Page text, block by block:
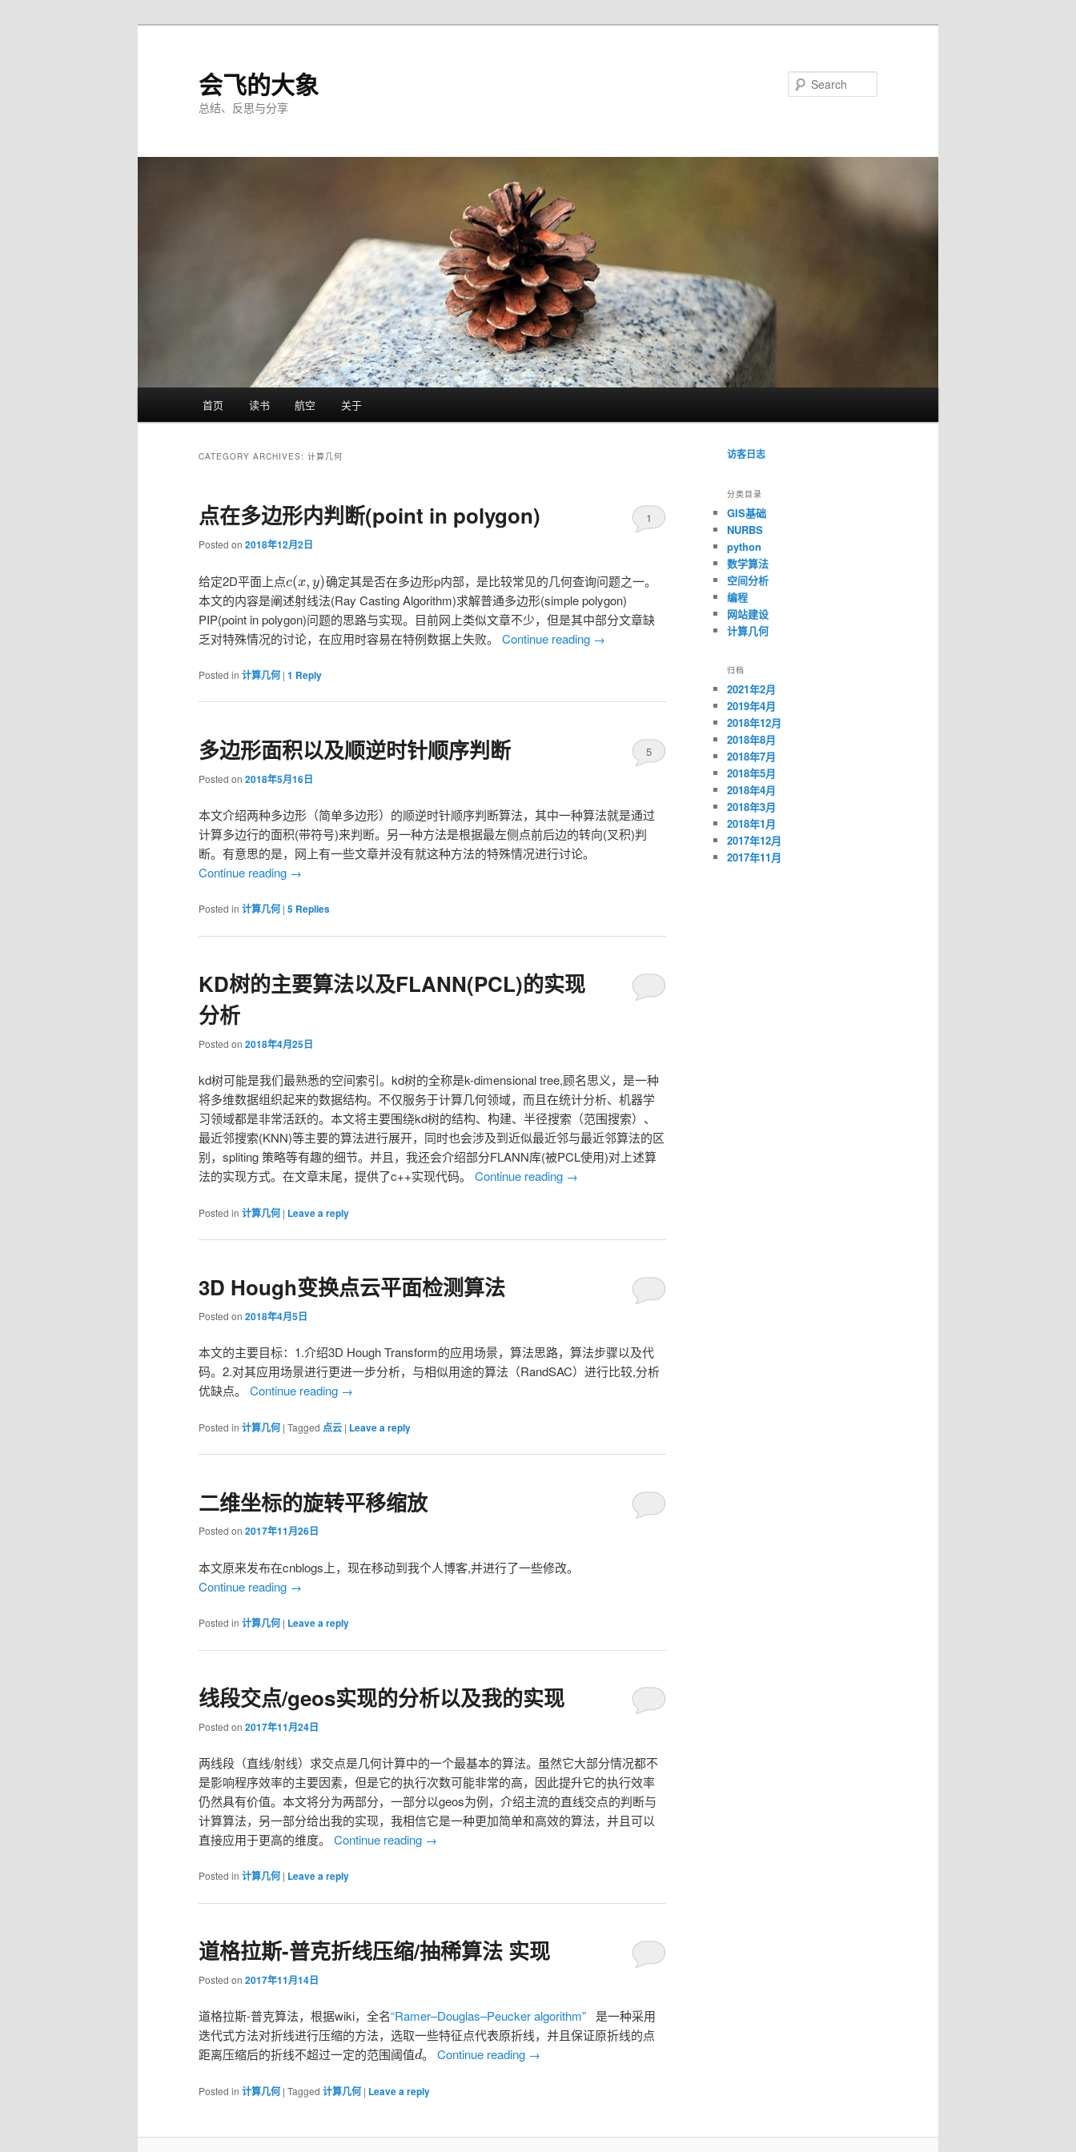
会飞的大象
总结、反思与分享
首页 读书 航空 关于
CATEGORY ARCHIVES: 计算几何
点在多边形内判断(point in polygon)
Posted on 2018年12月2日
1
给定2D平面上点c(x, y)确定其是否在多边形p内部，是比较常见的几何查询问题之一。
本文的内容是阐述射线法(Ray Casting Algorithm)求解普通多边形(simple polygon)
PIP(point in polygon)问题的思路与实现。目前网上类似文章不少，但是其中部分文章缺
乏对特殊情况的讨论，在应用时容易在特例数据上失败。 Continue reading →
Posted in 计算几何 | 1 Reply
多边形面积以及顺逆时针顺序判断
Posted on 2018年5月16日
5
本文介绍两种多边形（简单多边形）的顺逆时针顺序判断算法，其中一种算法就是通过
计算多边行的面积(带符号)来判断。另一种方法是根据最左侧点前后边的转向(叉积)判
断。有意思的是，网上有一些文章并没有就这种方法的特殊情况进行讨论。
Continue reading →
Posted in 计算几何 | 5 Replies
KD树的主要算法以及FLANN(PCL)的实现
分析
Posted on 2018年4月25日
kd树可能是我们最熟悉的空间索引。kd树的全称是k-dimensional tree,顾名思义，是一种
将多维数据组织起来的数据结构。不仅服务于计算几何领域，而且在统计分析、机器学
习领域都是非常活跃的。本文将主要围绕kd树的结构、构建、半径搜索（范围搜索）、
最近邻搜索(KNN)等主要的算法进行展开，同时也会涉及到近似最近邻与最近邻算法的区
别，spliting 策略等有趣的细节。并且，我还会介绍部分FLANN库(被PCL使用)对上述算
法的实现方式。在文章末尾，提供了c++实现代码。 Continue reading →
Posted in 计算几何 | Leave a reply
3D Hough变换点云平面检测算法
Posted on 2018年4月5日
本文的主要目标：1.介绍3D Hough Transform的应用场景，算法思路，算法步骤以及代
码。2.对其应用场景进行更进一步分析，与相似用途的算法（RandSAC）进行比较,分析
优缺点。 Continue reading →
Posted in 计算几何 | Tagged 点云 | Leave a reply
二维坐标的旋转平移缩放
Posted on 2017年11月26日
本文原来发布在cnblogs上，现在移动到我个人博客,并进行了一些修改。
Continue reading →
Posted in 计算几何 | Leave a reply
线段交点/geos实现的分析以及我的实现
Posted on 2017年11月24日
两线段（直线/射线）求交点是几何计算中的一个最基本的算法。虽然它大部分情况都不
是影响程序效率的主要因素，但是它的执行次数可能非常的高，因此提升它的执行效率
仍然具有价值。本文将分为两部分，一部分以geos为例，介绍主流的直线交点的判断与
计算算法，另一部分给出我的实现，我相信它是一种更加简单和高效的算法，并且可以
直接应用于更高的维度。 Continue reading →
Posted in 计算几何 | Leave a reply
道格拉斯-普克折线压缩/抽稀算法 实现
Posted on 2017年11月14日
道格拉斯-普克算法，根据wiki，全名“Ramer–Douglas–Peucker algorithm” 是一种采用
迭代式方法对折线进行压缩的方法，选取一些特征点代表原折线，并且保证原折线的点
距离压缩后的折线不超过一定的范围阈值d。Continue reading →
Posted in 计算几何 | Tagged 计算几何 | Leave a reply
访客日志
分类目录
GIS基础
NURBS
python
数学算法
空间分析
编程
网站建设
计算几何
归档
2021年2月
2019年4月
2018年12月
2018年8月
2018年7月
2018年5月
2018年4月
2018年3月
2018年1月
2017年12月
2017年11月